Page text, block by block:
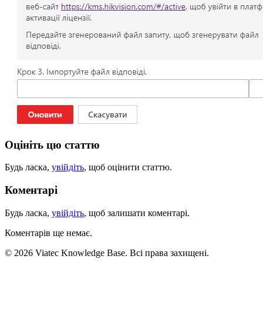
Оцініть цю статтю
Будь ласка, увійдіть, щоб оцінити статтю.
Коментарі
Будь ласка, увійдіть, щоб залишати коментарі.
Коментарів ще немає.
© 2026 Viatec Knowledge Base. Всі права захищені.